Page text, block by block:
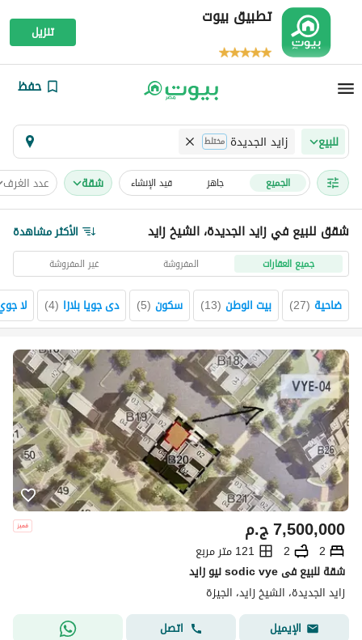
تطبيق بيوت
تنزيل
حفظ
للبيع زايد الجديدة مختلط
الجميع جاهز قيد الإنشاء شقة عدد الغرف
شقق للبيع في زايد الجديدة، الشيخ زايد الأكثر مشاهدة
جميع العقارات المفروشة غير المفروشة
ضاحية (
27
) بيت الوطن (
13
) سكون (
5
) دى جويا بلازا (
4
) لا
ج.م7,500,000
2
2
121 متر مربع
شقة للبيع فى sodic vye نيو زايد
زايد الجديدة، الشيخ زايد، الجيزة
الإيميل
اتصل